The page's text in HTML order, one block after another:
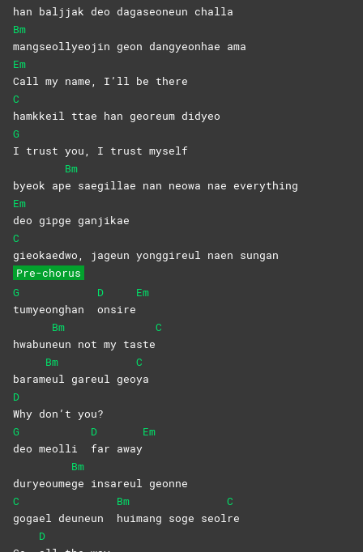
han baljjak deo dagaseoneun challa
Bm
mangseollyeojin geon dangyeonhae ama
Em
Call my name, I’ll be there
C
hamkkeil ttae han georeum didyeo
G
I trust you, I trust myself
byeok ap
Bm
e saegillae nan neowa nae everything
Em
deo gipge ganjikae
C
gieokaedwo, jageun yonggireul naen sungan
Pre-chorus
G
tumyeonghan
D
onsire
Em
hwabun
Bm
eun not my taste
C
baram
Bm
eul gareul geo
C
ya
D
Why don’t you?
G
deo meolli
D
far away
Em
duryeoume
Bm
ge insareul geonne
C
gogael deuneun
Bm
huimang soge seol
C
re
D